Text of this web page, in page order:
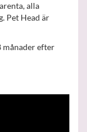
alla
Pet Head är
efter